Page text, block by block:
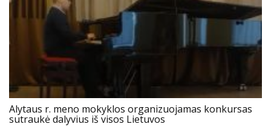
Alytaus r. meno mokyklos organizuojamas konkursas
sutraukė dalyvius iš visos Lietuvos